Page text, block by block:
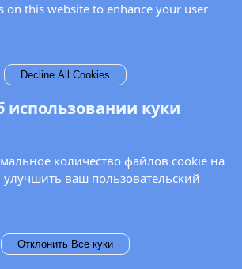
ассамблеей ОБСЕ
электронной почты для получения
от ПА ОБСЕ.
on this website to enhance your user
Decline All Cookies
куки
количество файлов cookie на
улучшить ваш пользовательский
Отклонить Все куки